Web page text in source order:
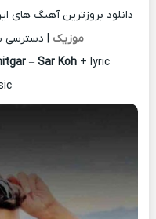
دانلود بروزترین آهنگ های
موزیک | دسترسی
– Sar Koh+ lyric